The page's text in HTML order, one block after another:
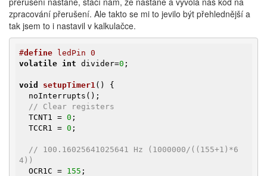
zpracování přerušení. Ale takto se mi to jevilo být přehlednější a
tak jsem to i nastavil v kalkulačce.
#define ledPin 0
volatile int divider=0 ;
void setupTimer1 ()
{
// Clear registers
  TCNT1 =
0 ;
  TCCR1 =
0 ;
// 100.16025641025641 Hz (1000000/((155+1)*6
4))
  OCR1C =
155 ;